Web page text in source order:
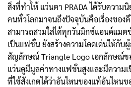
สิ่งที่ทำให้ แว่นตา PRADA ได้รับความ
คนทั่วโลกมาจนถึงปัจจุบันคือเรื่องของ
สามารถสวมใส่ได้ทุกวันมิกซ์แอนด์แม
เป็นแฟชั่น ยังสร้างความโดดเด่นให้กับ
สัญลักษณ์ Triangle Logo เอกลักษณ์ข
แว่นดูมีมูลค่าทางแฟชั่นสูงและมีความ
ที่ใช้สังเกตได้ว่าอันไหนของแท้อันไหน